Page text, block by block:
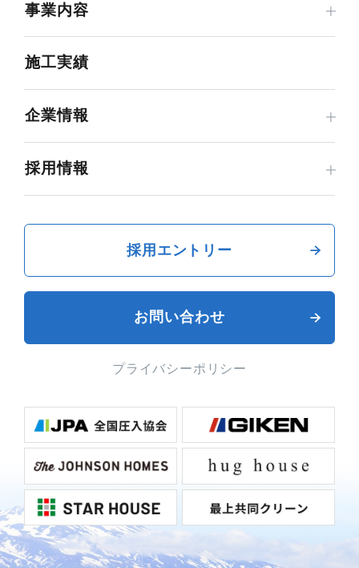
事業内容
施工実績
企業情報
採用情報
採用エントリー
お問い合わせ
プライバシーポリシー